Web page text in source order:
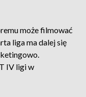
może filmować
liga ma dalej się
IV ligi w